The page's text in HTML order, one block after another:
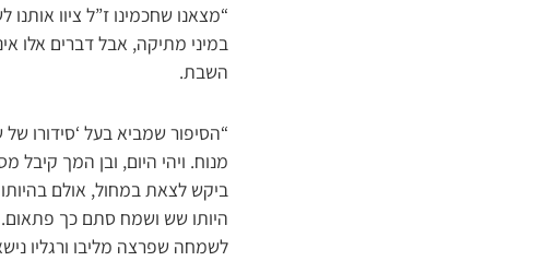
“מצאנו שחכמינו ז”ל ציוו
במיני מתיקה, אבל דברים אלו
השבת.
“הסיפור שמביא בעל ‘סידורו
מנוח. ויהי היום, ובן המך
ביקש לצאת במחול, אולם בהיותו
היותו שש ושמח סתם כך פתאום.
לשמחה שפרצה מליבו ורגליו